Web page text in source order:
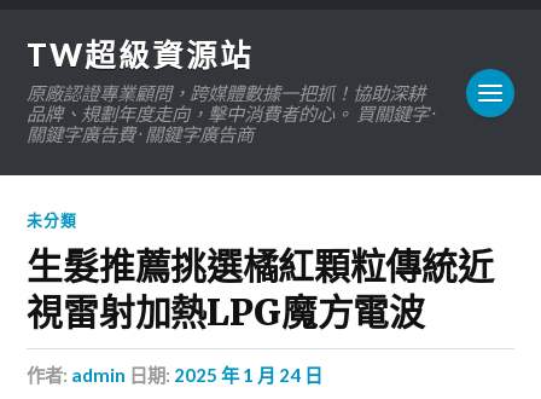
TW超級資源站
原廠認證專業顧問，跨媒體數據一把抓！協助深耕
品牌、規劃年度走向，擊中消費者的心。 買關鍵字 ·
關鍵字廣告費 · 關鍵字廣告商
未分類
生髮推薦挑選橘紅顆粒傳統近
視雷射加熱LPG魔方電波
作者: admin 日期: 2025 年 1 月 24 日